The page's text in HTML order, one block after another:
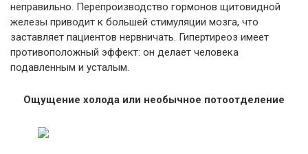
неправильно. Перепроизводство гормонов щитовидной
железы приводит к большей стимуляции мозга, что
заставляет пациентов нервничать. Гипертиреоз имеет
противоположный эффект: он делает человека
подавленным и усталым.
Ощущение холода или необычное потоотделение